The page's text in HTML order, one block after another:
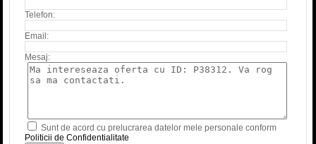
Telefon:
Email:
Mesaj:
Sunt de acord cu prelucrarea datelor mele personale conform
Politicii de Confidentialitate